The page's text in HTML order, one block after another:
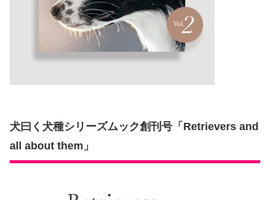
犬曰く犬種シリーズムック創刊号「Retrievers and
all about them」